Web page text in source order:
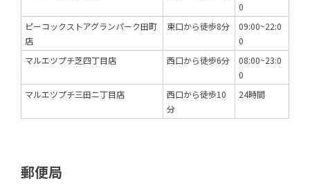
0
ピーコックストアグランパーク田町
店
東口から徒歩8分
09:00~22:0
0
マルエツプチ芝四丁目店
西口から徒歩6分
08:00~23:0
0
マルエツプチ三田ニ丁目店
西口から徒歩10
分
24時間
郵便局